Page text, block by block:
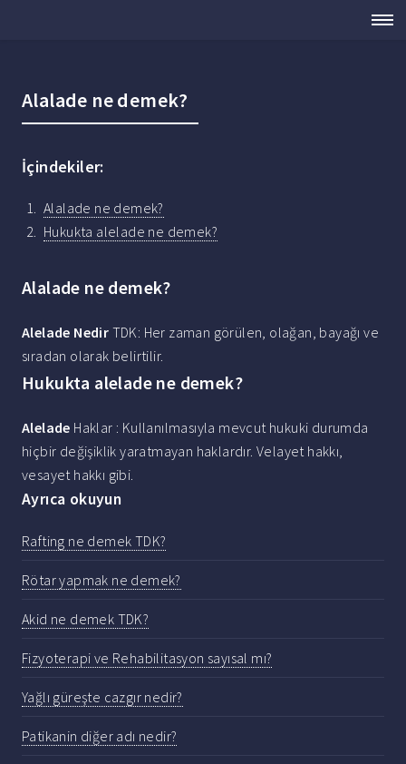
Alalade ne demek?
İçindekiler:
Alalade ne demek?
Hukukta alelade ne demek?
Alalade ne demek?
Alelade Nedir TDK: Her zaman görülen, olağan, bayağı ve
sıradan olarak belirtilir.
Hukukta alelade ne demek?
Alelade Haklar : Kullanılmasıyla mevcut hukuki durumda
hiçbir değişiklik yaratmayan haklardır. Velayet hakkı,
vesayet hakkı gibi.
Ayrıca okuyun
Rafting ne demek TDK?
Rötar yapmak ne demek?
Akid ne demek TDK?
Fizyoterapi ve Rehabilitasyon sayısal mı?
Yağlı güreşte cazgır nedir?
Patikanin diğer adı nedir?